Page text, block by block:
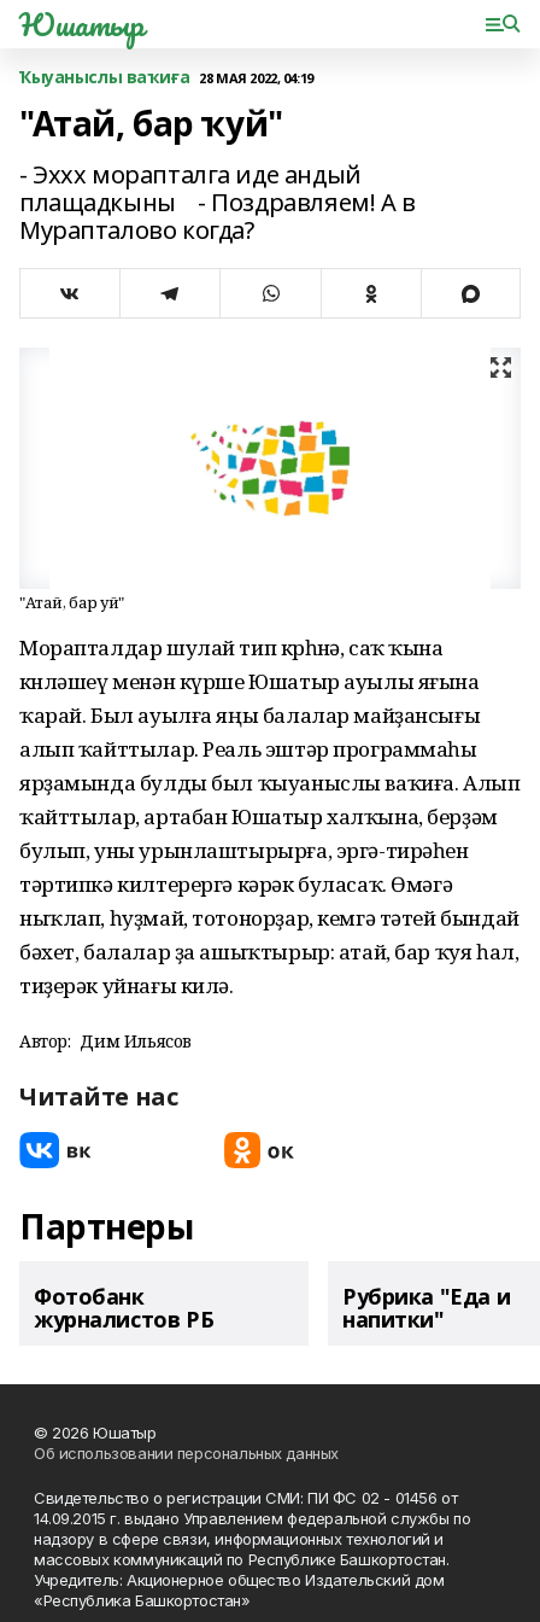
Юшатыр
Ҡыуаныслы ваҡиға 28 МАЯ 2022, 04:19
"Атай, бар ҡуй"
- Эххх морапталга иде андый
плащадкыны - Поздравляем! А в
Мурапталово когда?
"Атай, бар ҡуй"
Морапталдар шулай тип көрһөнә, саҡ ҡына
көнләшеү менән күрше Юшатыр ауылы яғына
ҡарай. Был ауылға яңы балалар майҙансығы
алып ҡайттылар. Реаль эштәр программаһы
ярҙамында булды был ҡыуаныслы ваҡиға. Алып
ҡайттылар, артабан Юшатыр халҡына, берҙәм
булып, уны урынлаштырырға, эргә-тирәһен
тәртипкә килтерергә кәрәк буласаҡ. Өмәгә
ныҡлап, һуҙмай, тотонорҙар, кемгә тәтей бындай
бәхет, балалар ҙа ашыҡтырыр: атай, бар ҡуя һал,
тиҙерәк уйнағы килә.
Автор: Дим Ильясов
Читайте нас
Партнеры
Фотобанк
журналистов РБ
Рубрика "Еда и
напитки"
© 2026 Юшатыр
Об использовании персональных данных
Свидетельство о регистрации СМИ: ПИ ФС 02 - 01456 от
14.09.2015 г. выдано Управлением федеральной службы по
надзору в сфере связи, информационных технологий и
массовых коммуникаций по Республике Башкортостан.
Учредитель: Акционерное общество Издательский дом
«Республика Башкортостан»